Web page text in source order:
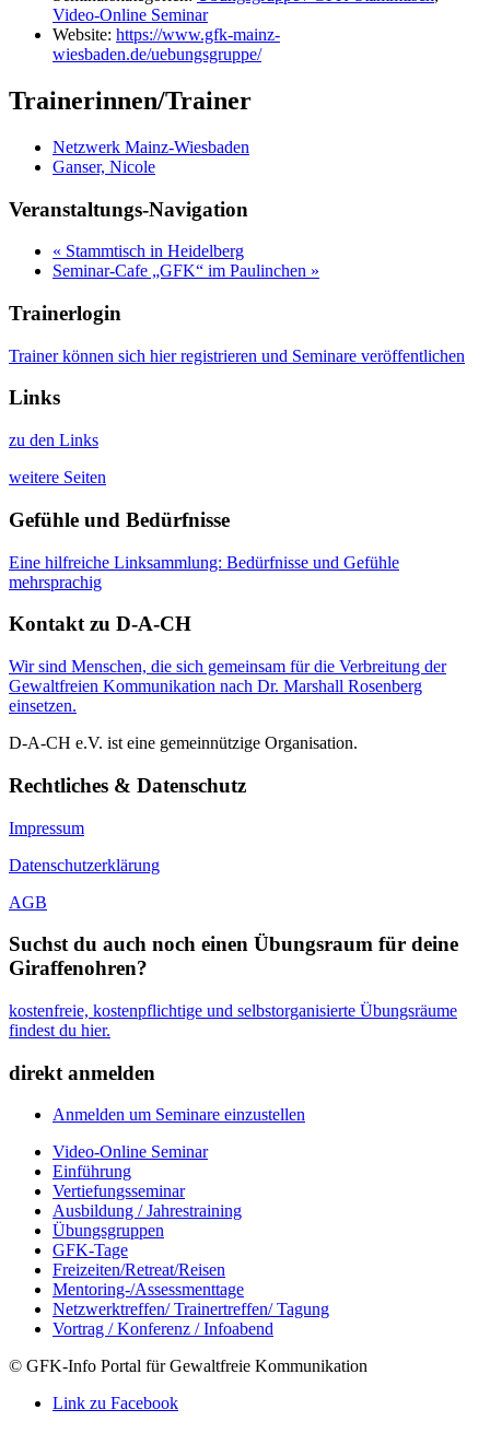
Video-Online Seminar
Website: https://www.gfk-mainz-
wiesbaden.de/uebungsgruppe/
Trainerinnen/Trainer
Netzwerk Mainz-Wiesbaden
Ganser, Nicole
Veranstaltungs-Navigation
« Stammtisch in Heidelberg
Seminar-Cafe „GFK“ im Paulinchen »
Trainerlogin
Trainer können sich hier registrieren und Seminare veröffentlichen
Links
zu den Links
weitere Seiten
Gefühle und Bedürfnisse
Eine hilfreiche Linksammlung: Bedürfnisse und Gefühle
mehrsprachig
Kontakt zu D-A-CH
Wir sind Menschen, die sich gemeinsam für die Verbreitung der
Gewaltfreien Kommunikation nach Dr. Marshall Rosenberg
einsetzen.
D-A-CH e.V. ist eine gemeinnützige Organisation.
Rechtliches & Datenschutz
Impressum
Datenschutzerklärung
AGB
Suchst du auch noch einen Übungsraum für deine
Giraffenohren?
kostenfreie, kostenpflichtige und selbstorganisierte Übungsräume
findest du hier.
direkt anmelden
Anmelden um Seminare einzustellen
Video-Online Seminar
Einführung
Vertiefungsseminar
Ausbildung / Jahrestraining
Übungsgruppen
GFK-Tage
Freizeiten/Retreat/Reisen
Mentoring-/Assessmenttage
Netzwerktreffen/ Trainertreffen/ Tagung
Vortrag / Konferenz / Infoabend
© GFK-Info Portal für Gewaltfreie Kommunikation
Link zu Facebook